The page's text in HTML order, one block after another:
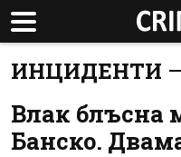
ИНЦИДЕНТИ
Влак блъсна
Банско.